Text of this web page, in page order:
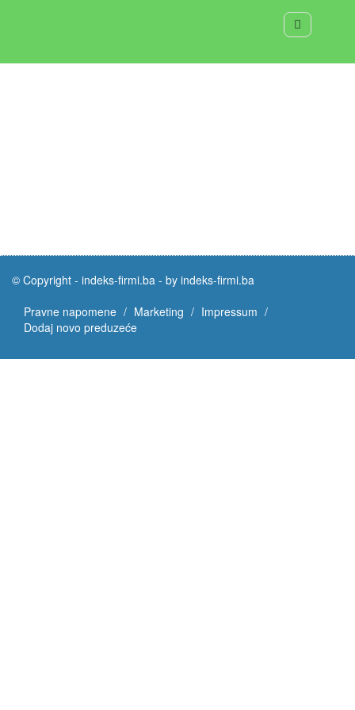
© Copyright - indeks-firmi.ba - by indeks-firmi.ba
Pravne napomene
Marketing
Impressum
Dodaj novo preduzeće